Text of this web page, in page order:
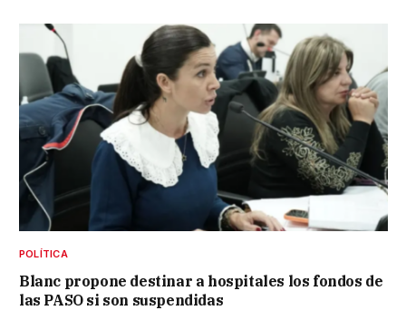
POLÍTICA
Blanc propone destinar a hospitales los fondos de
las PASO si son suspendidas